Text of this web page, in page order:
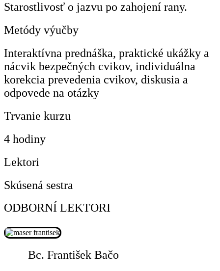
Starostlivosť o jazvu po zahojení rany.
Metódy výučby
Interaktívna prednáška, praktické ukážky a
nácvik bezpečných cvikov, individuálna
korekcia prevedenia cvikov, diskusia a
odpovede na otázky
Trvanie kurzu
4 hodiny
Lektori
Skúsená sestra
ODBORNÍ LEKTORI
Bc. František Bačo